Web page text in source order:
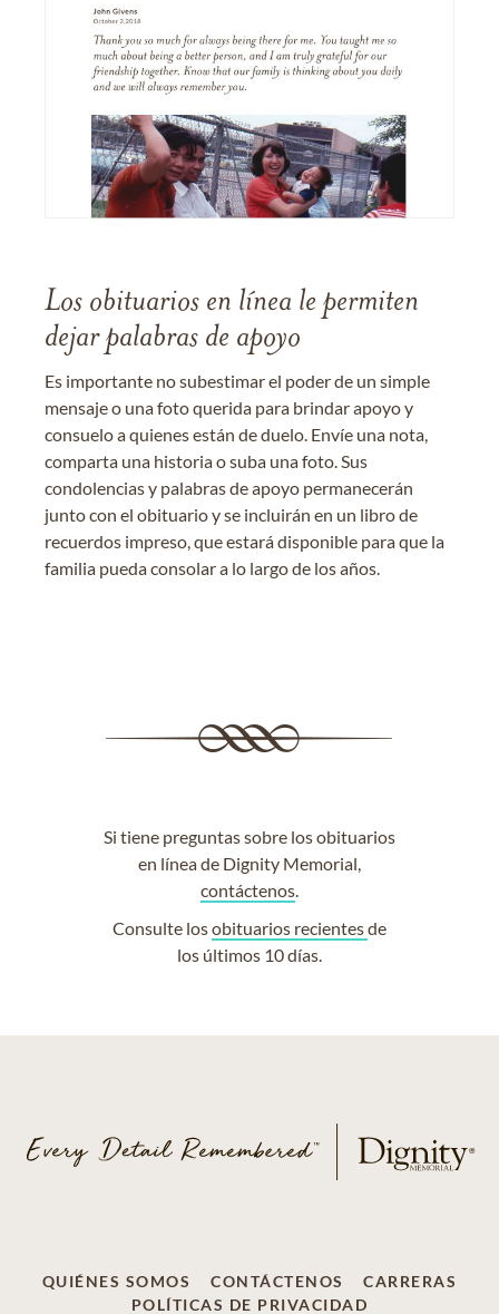
Los obituarios en línea le permiten
dejar palabras de apoyo
Es importante no subestimar el poder de un simple
mensaje o una foto querida para brindar apoyo y
consuelo a quienes están de duelo. Envíe una nota,
comparta una historia o suba una foto. Sus
condolencias y palabras de apoyo permanecerán
junto con el obituario y se incluirán en un libro de
recuerdos impreso, que estará disponible para que la
familia pueda consolar a lo largo de los años.
Si tiene preguntas sobre los obituarios
en línea de Dignity Memorial,
contáctenos.
Consulte losobituarios recientesde
los últimos 10 días.
QUIÉNES SOMOS CONTÁCTENOS
CARRERAS
POLÍTICAS DE PRIVACIDAD